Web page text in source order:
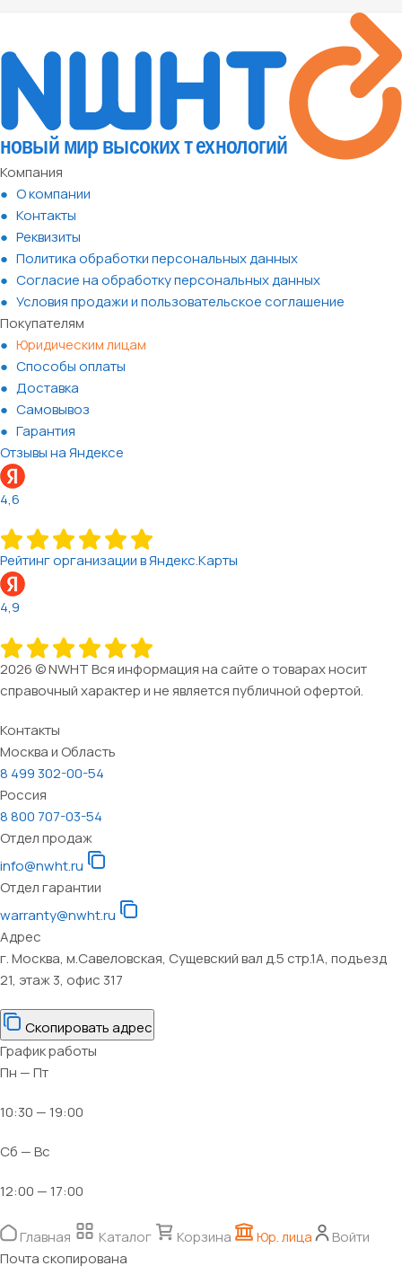
Компания
О компании
Контакты
Реквизиты
Политика обработки персональных данных
Согласие на обработку персональных данных
Условия продажи и пользовательское соглашение
Покупателям
Юридическим лицам
Способы оплаты
Доставка
Самовывоз
Гарантия
Отзывы на Яндексе
4,6
Рейтинг организации в Яндекс.Карты
4,9
2026 © NWHT Вся информация на сайте о товарах носит
справочный характер и не является публичной офертой.
Контакты
Москва и Область
8 499 302-00-54
Россия
8 800 707-03-54
Отдел продаж
info@nwht.ru
Отдел гарантии
warranty@nwht.ru
Адрес
г. Москва, м.Савеловская, Сущевский вал д.5 стр.1А, подъезд
21, этаж 3, офис 317
Скопировать адрес
График работы
Пн — Пт
10:30 — 19:00
Сб — Вс
12:00 — 17:00
Главная Каталог Корзина Юр. лица
Войти
Почта скопирована